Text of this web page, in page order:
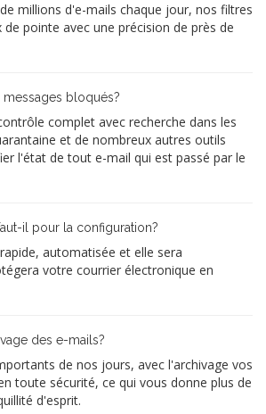
millions d'e-mails chaque jour, nos filtres
pointe avec une précision de près de
bloqués?
complet avec recherche dans les
et de nombreux autres outils
l'état de tout e-mail qui est passé par le
il pour la configuration?
automatisée et elle sera
votre courrier électronique en
des e-mails?
de nos jours, avec l'archivage vos
toute sécurité, ce qui vous donne plus de
d'esprit.